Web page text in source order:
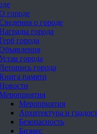
городе
о городе
города
города
города
города
памяти
Мероприятия
Архитектура и
Безопасность
Бизнес